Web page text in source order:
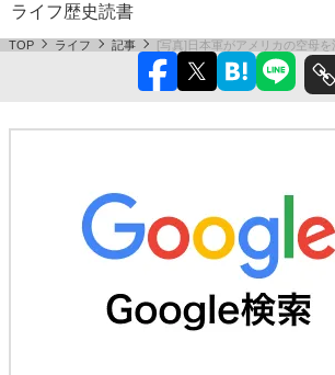
ライフ歴史読書
TOP ライフ 記事 [写真]日本軍がアメリカの空母